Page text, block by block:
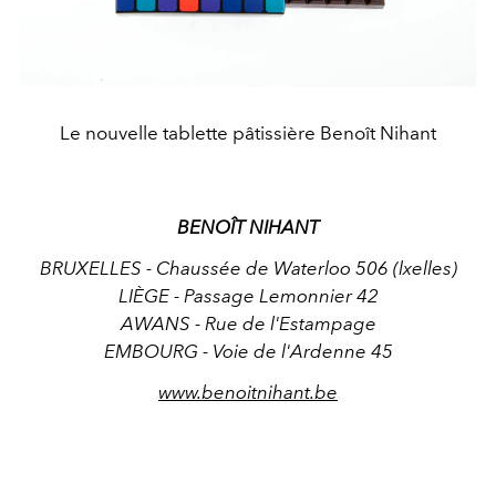
Le nouvelle tablette pâtissière Benoît Nihant
BENOÎT NIHANT
BRUXELLES - Chaussée de Waterloo 506 (lxelles)
LIÈGE - Passage Lemonnier 42
AWANS - Rue de l'Estampage
EMBOURG - Voie de l'Ardenne 45
www.benoitnihant.be